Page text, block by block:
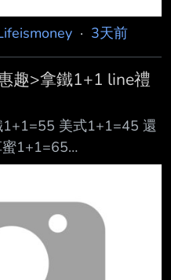
· 3天前
趣>拿鐵1+1 line禮
美式1+1=45 還
1+1=65
------- 另外
應該還行
? --